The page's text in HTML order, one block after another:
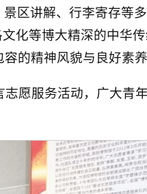
区讲解、行李寄存等
化等博大精深的中华
的精神风貌与良好素养
愿服务活动，广大青